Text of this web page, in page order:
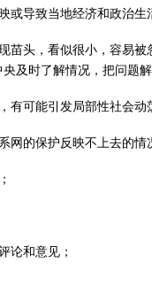
导致当地经济和政治生
头，看似很小，容易
及时了解情况，把问题
可能引发局部性社会动
网的保护反映不上去的情
论和意见；